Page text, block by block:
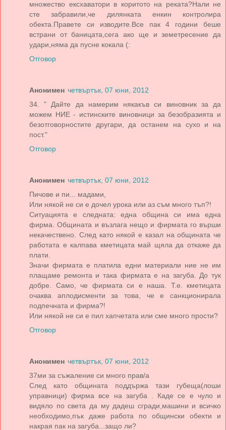
множество ексхаватори в коритото на реката?Нали не
сте забравили,че дилянката енкин контролира
обекта.Правете си изводите.Все пак 4 години беше
встрани от баницата,сега ако ще и земетресение да
удари,няма да пусне кокала (:
Отговор
Анонимен четвъртък, 07 юни, 2012
34. " Дайте да намерим някакъв си виновник за да
можем НИЕ - истинските виновници за безобразията и
безотговорностите другари, да останем на сухо и на
пост."
Отговор
Анонимен четвъртък, 07 юни, 2012
Пичове и пи... мадами,
Или някой не си е дочел урока или аз съм много тъп?!
Ситуацията е следната: една община си има една
фирма. Общината и възлага нещо и фирмата го върши
некачествено. След като някой е казал на общината че
работата е калпава кметицата май щяла да откаже да
плати.
Значи фирмата е платила едни материали ние не им
плащаме ремонта и така фирмата е на загуба. До тук
добре. Само, че фирмата си е наша. Т.е. кметицата
очаква аплодисменти за това, че е санкционирала
подпечната и фирма?!
Или някой не си е пил хапчетата или сме много прости?
Отговор
Анонимен четвъртък, 07 юни, 2012
37ми за съжаление си много прав/а
След като общината поддържа тази губеща(лоши
управници) фирма все на загуба . Каде се е чуло и
видяло по света да му дадеш сгради,машини и всичко
необходимо,пък даже работа по общински обекти и
накрая пак на загуба...защо ли?